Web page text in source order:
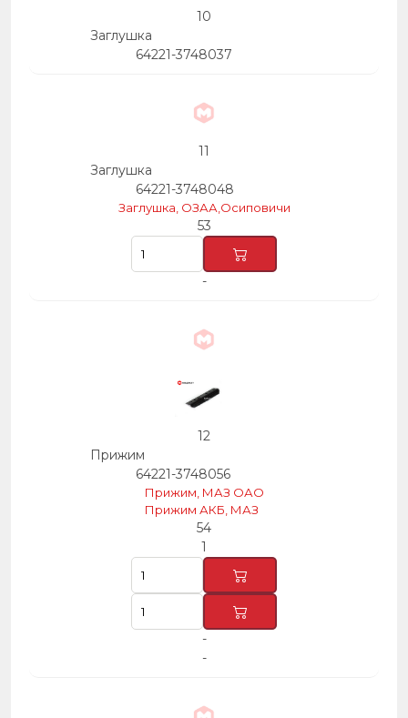
10
Заглушка
64221-3748037
11
Заглушка
64221-3748048
Заглушка, ОЗАА,Осиповичи
53
-
12
Прижим
64221-3748056
Прижим, МАЗ ОАО
Прижим АКБ, МАЗ
54
1
-
-